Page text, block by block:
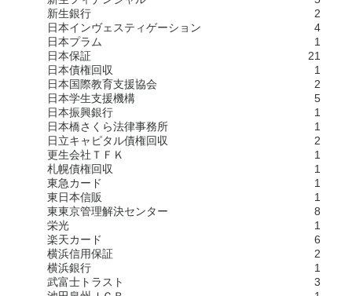
新生銀行
2
日本インヴェスティゲーション
4
日本プラム
1
日本保証
21
日本債権回収
1
日本国際教育支援協会
2
日本学生支援機構
5
日本振興銀行
1
日本橋さくら法律事務所
1
日立キャピタル債権回収
2
更生会社ＴＦＫ
1
札幌債権回収
1
東急カード
1
東日本信販
1
東東京管理解決センター
8
栄光
1
楽天カード
6
横浜信用保証
2
横浜銀行
1
武富士トラスト
3